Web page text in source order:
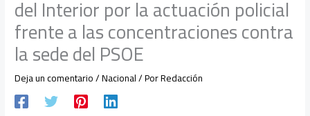
del Interior por la actuación policial
frente a las concentraciones contra
la sede del PSOE
Deja un comentario/Nacional/ PorRedacción